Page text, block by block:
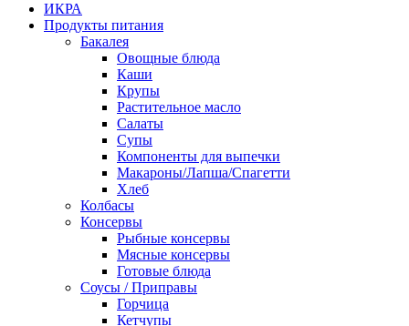
ИКРА
Продукты питания
Бакалея
Овощные блюда
Каши
Крупы
Растительное масло
Салаты
Супы
Компоненты для выпечки
Макароны/Лапша/Спагетти
Хлеб
Колбасы
Консервы
Рыбные консервы
Мясные консервы
Готовые блюда
Соусы / Приправы
Горчица
Кетчупы